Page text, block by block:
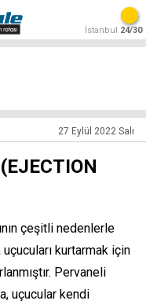
İstanbul 24/30
27 Eylül 2022 Salı
çeşitli nedenlerle
kurtarmak için
Pervaneli
uçucular kendi